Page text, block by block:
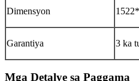
Dimensyon
Garantiya 3 ka
Mga Detalye sa Paggama